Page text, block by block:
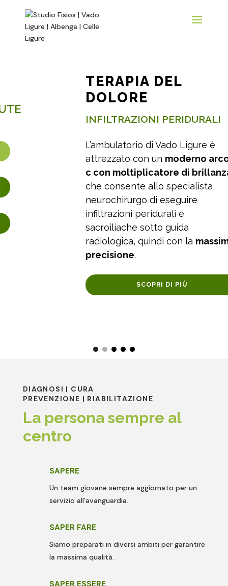
TERAPIA DEL
DOLORE
INFILTRAZIONI PERIDURALI
L’ambulatorio di Vado Ligure è
attrezzato con unmoderno arco a
c con moltiplicatore di brillanza
che consente allo specialista
neurochirurgo di eseguire
infiltrazioni peridurali e
sacroiliache sotto guida
radiologica, quindi con lamassima
precisione.
SCOPRI DI PIÙ
DIAGNOSI | CURA
PREVENZIONE | RIABILITAZIONE
La persona sempre al
centro
SAPERE
Un team giovane sempre aggiornato per un
servizio all’avanguardia.
SAPER FARE
Siamo preparati in diversi ambiti per garantire
la massima qualità.
SAPER ESSERE